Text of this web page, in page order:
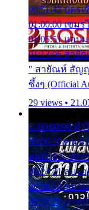
00:51:43 บัตร
01:00:00 เขม
01:05:51 แอบ
01:13:06 สายั
" สายัณห์ สัญญ
ซึ้งๆ (Official
29 views •
1. 00:00:00 ท
00:06:50 คน
สุดท้าย 6.
00:24:21 ลบร
00:30:54 ขบว
00:37:20 ปาห